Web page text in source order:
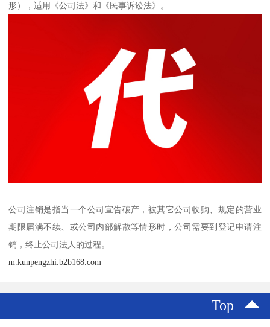
形），适用《公司法》和《民事诉讼法》。
公司注销是指当一个公司宣告破产，被其它公司收购、规定的营业
期限届满不续、或公司内部解散等情形时，公司需要到登记申请注
销，终止公司法人的过程。
m.kunpengzhi.b2b168.com
Top